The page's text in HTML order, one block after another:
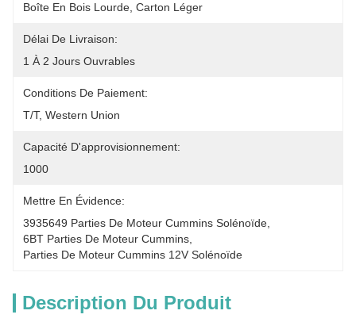
Boîte En Bois Lourde, Carton Léger
Délai De Livraison:
1 À 2 Jours Ouvrables
Conditions De Paiement:
T/T, Western Union
Capacité D'approvisionnement:
1000
Mettre En Évidence:
3935649 Parties De Moteur Cummins Solénoïde
6BT Parties De Moteur Cummins
Parties De Moteur Cummins 12V Solénoïde
Description Du Produit